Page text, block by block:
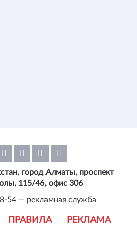
ПРАВИЛА РЕКЛАМА
город Алматы, проспект
115/46, офис 306
54 — рекламная служба